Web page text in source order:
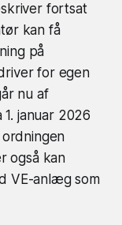
fortsat
kan få
på
for egen
nu af
januar 2026
også kan
VE-anlæg som